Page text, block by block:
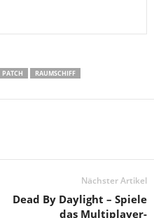
PATCH
RAUMSCHIFF
Nächster Artikel
Dead By Daylight – Spiele
das Multiplayer-